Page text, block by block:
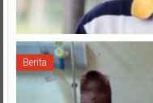
Berita